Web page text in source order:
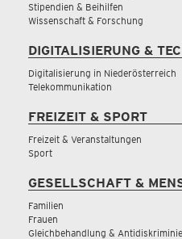
Stipendien & Beihilfen
Wissenschaft & Forschung
DIGITALISIERUNG &
Digitalisierung in Niederösterreich
Telekommunikation
FREIZEIT & SPORT
Freizeit & Veranstaltungen
Sport
GESELLSCHAFT &
Familien
Frauen
Gleichbehandlung &